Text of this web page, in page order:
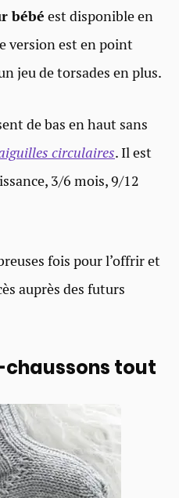
bébé est disponible en
version est en point
jeu de torsades en plus.
de bas en haut sans
circulaires. Il est
3/6 mois, 9/12
fois pour l’offrir et
auprès des futurs
tout